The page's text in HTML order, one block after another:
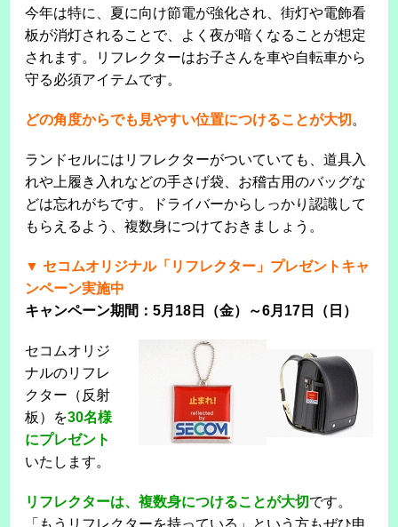
今年は特に、夏に向け節電が強化され、街灯や電飾看
板が消灯されることで、よく夜が暗くなることが想定
されます。リフレクターはお子さんを車や自転車から
守る必須アイテムです。
どの角度からでも見やすい位置につけることが大切 。
ランドセルにはリフレクターがついていても、道具入
れや上履き入れなどの手さげ袋、お稽古用のバッグな
どは忘れがちです。ドライバーからしっかり認識して
もらえるよう、複数身につけておきましょう。
▼ セコムオリジナル「リフレクター」プレゼントキャ
ンペーン実施中
キャンペーン期間：5月18日（金）～6月17日（日）
セコムオリジ
ナルのリフレ
クター（反射
板）を30名様
にプレゼント
いたします。
リフレクターは、複数身につけることが大切 です。